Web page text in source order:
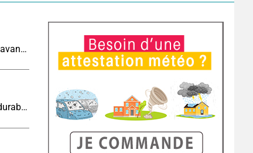
Météo demain : très fortes chaleurs au sud-ouest avant des orages, jusqu'à 39°C
Cinquième canicule de l’été : un épisode intense, durable et étendu la semaine prochaine